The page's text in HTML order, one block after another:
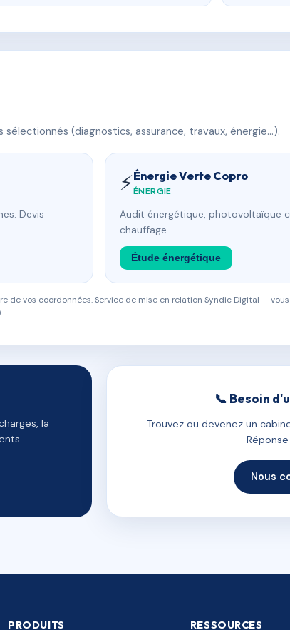
(diagnostics, assurance, travaux, énergie…).
Devis
⚡Énergie Verte Copro
ÉNERGIE
Audit énergétique, photovoltaïque
chauffage.
Étude énergétique
de vos coordonnées. Service de mise en relation Syndic Digital —
la
📞 Besoin
Trouvez ou devenez un
Nous
PRODUITS RESSOURCES